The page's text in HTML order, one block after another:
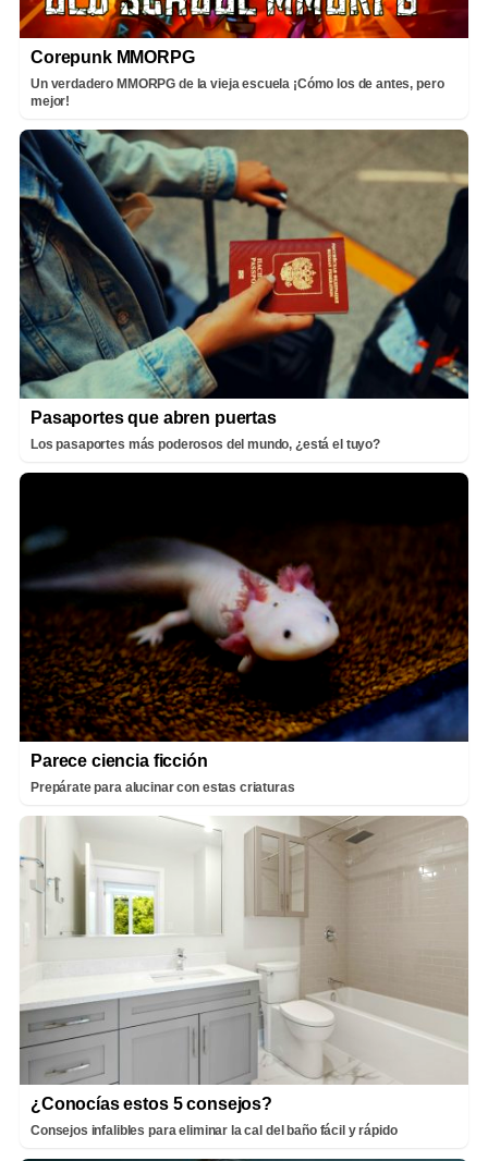
Corepunk MMORPG
Un verdadero MMORPG de la vieja escuela ¡Cómo los de antes, pero
mejor!
Pasaportes que abren puertas
Los pasaportes más poderosos del mundo, ¿está el tuyo?
Parece ciencia ficción
Prepárate para alucinar con estas criaturas
¿Conocías estos 5 consejos?
Consejos infalibles para eliminar la cal del baño fácil y rápido